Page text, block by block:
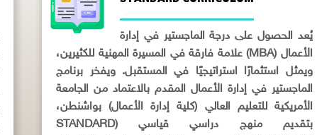
يُعد الحصول على درجة الماجستير في إدارة
الأعمال (MBA) علامة فارقة في المسيرة المهنية للكثيرين،
ويمثل استثمارًا استراتيجيًا في المستقبل. ويفخر برنامج
الماجستير في إدارة الأعمال المقدم بالاعتماد من الجامعة
الأمريكية للتعليم العالي (كلية إدارة الأعمال) بواشنطن،
بتقديم منهج دراسي قياسي (STANDARD